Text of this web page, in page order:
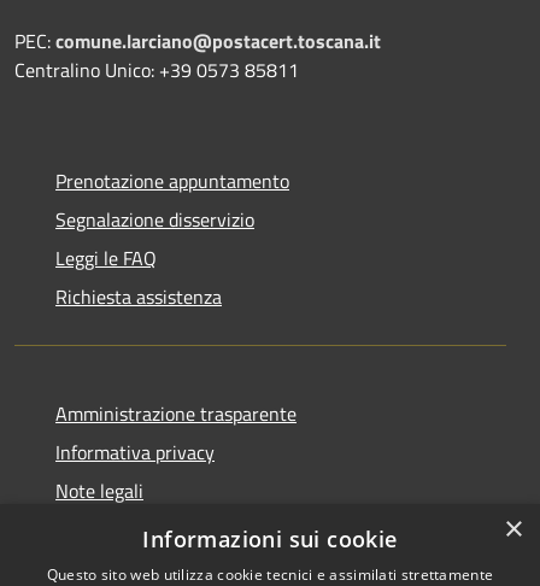
PEC:comune.larciano@postacert.toscana.it
Centralino Unico: +39 0573 85811
Prenotazione appuntamento
Segnalazione disservizio
Leggi le FAQ
Richiesta assistenza
Amministrazione trasparente
Informativa privacy
Note legali
Dichiarazione di accessibilità
×
Informazioni sui cookie
Questo sito web utilizza cookie tecnici e assimilati strettamente